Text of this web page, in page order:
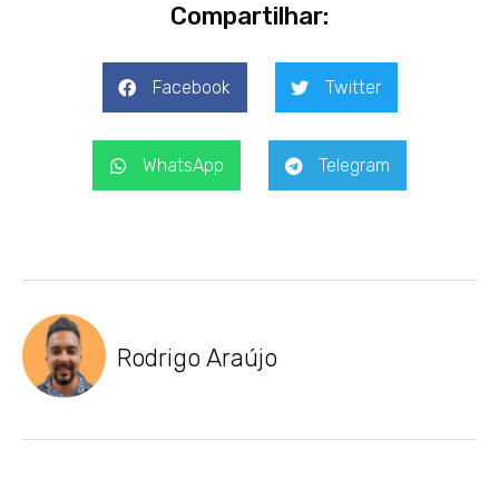
Compartilhar:
Facebook Twitter
WhatsApp Telegram
Rodrigo Araújo